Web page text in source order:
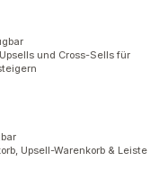
und Cross-Sells für
Upsell-Warenkorb & Leiste